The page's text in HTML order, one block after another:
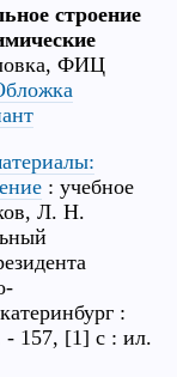
строение
ФИЦ
: учебное
Л. Н.
:
- 157, [1] с : ил.